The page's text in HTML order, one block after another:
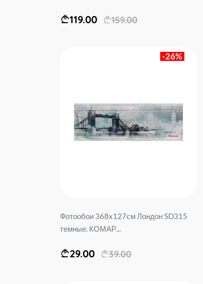
119.00 159.00
-26%
Фотообои 368x127см Лондон SD315
темные. КОМАР...
29.00 39.00